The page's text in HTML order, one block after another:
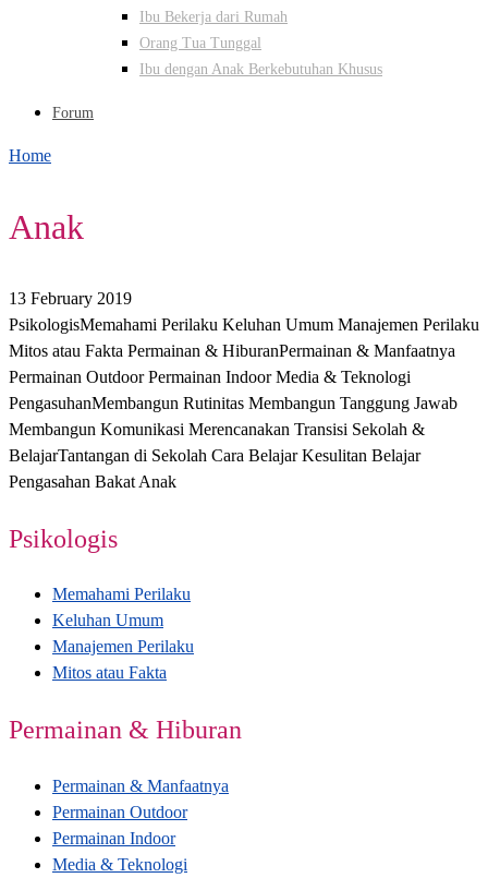
Ibu Bekerja dari Rumah
Orang Tua Tunggal
Ibu dengan Anak Berkebutuhan Khusus
Forum
Home
Anak
13 February 2019
PsikologisMemahami Perilaku Keluhan Umum Manajemen Perilaku
Mitos atau Fakta Permainan & HiburanPermainan & Manfaatnya
Permainan Outdoor Permainan Indoor Media & Teknologi
PengasuhanMembangun Rutinitas Membangun Tanggung Jawab
Membangun Komunikasi Merencanakan Transisi Sekolah &
BelajarTantangan di Sekolah Cara Belajar Kesulitan Belajar
Pengasahan Bakat Anak
Psikologis
Memahami Perilaku
Keluhan Umum
Manajemen Perilaku
Mitos atau Fakta
Permainan & Hiburan
Permainan & Manfaatnya
Permainan Outdoor
Permainan Indoor
Media & Teknologi